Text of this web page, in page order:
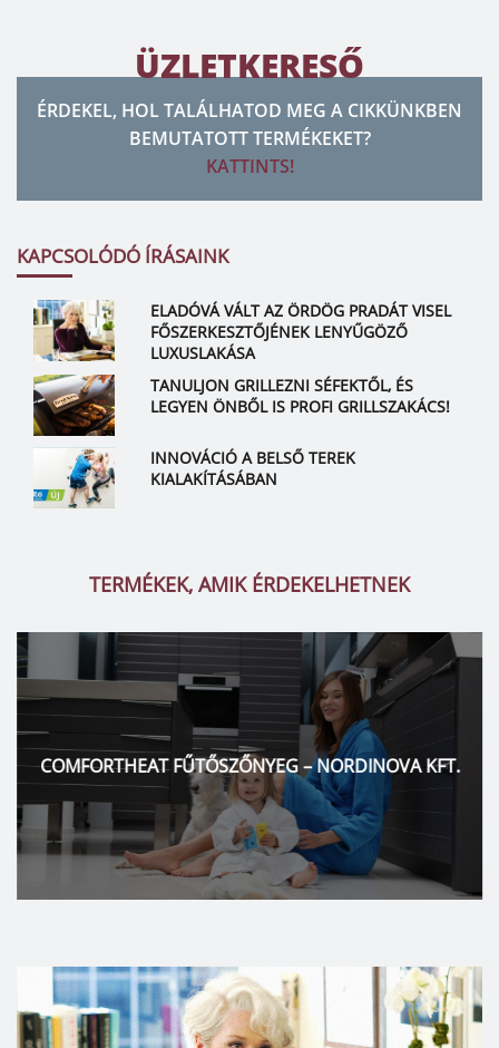
ÜZLETKERESŐ
ÉRDEKEL, HOL TALÁLHATOD MEG A CIKKÜNKBEN
BEMUTATOTT TERMÉKEKET?
KATTINTS!
KAPCSOLÓDÓ ÍRÁSAINK
ELADÓVÁ VÁLT AZ ÖRDÖG PRADÁT VISEL
FŐSZERKESZTŐJÉNEK LENYŰGÖZŐ
LUXUSLAKÁSA
TANULJON GRILLEZNI SÉFEKTŐL, ÉS
LEGYEN ÖNBŐL IS PROFI GRILLSZAKÁCS!
INNOVÁCIÓ A BELSŐ TEREK
KIALAKÍTÁSÁBAN
TERMÉKEK, AMIK ÉRDEKELHETNEK
COMFORTHEAT FŰTŐSZŐNYEG – NORDINOVA KFT.